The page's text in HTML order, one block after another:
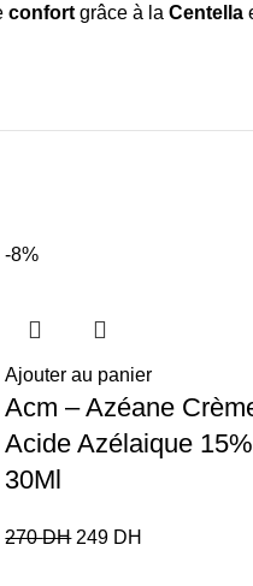
confort grâce à la Centella
-8%
Ajouter au panier
Acm – Azéane
Acide Azélaique 15%
30Ml
270DH 249 DH